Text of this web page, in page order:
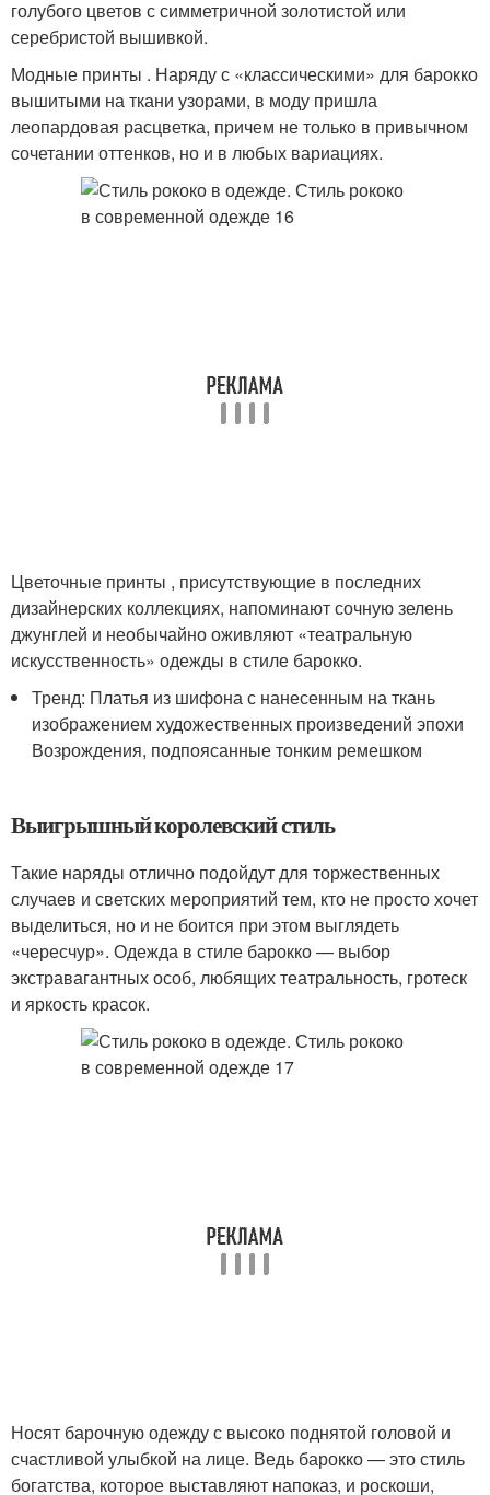
голубого цветов с симметричной золотистой или
серебристой вышивкой.
Модные принты . Наряду с «классическими» для барокко
вышитыми на ткани узорами, в моду пришла
леопардовая расцветка, причем не только в привычном
сочетании оттенков, но и в любых вариациях.
Цветочные принты , присутствующие в последних
дизайнерских коллекциях, напоминают сочную зелень
джунглей и необычайно оживляют «театральную
искусственность» одежды в стиле барокко.
Тренд: Платья из шифона с нанесенным на ткань
изображением художественных произведений эпохи
Возрождения, подпоясанные тонким ремешком
Выигрышный королевский стиль
Такие наряды отлично подойдут для торжественных
случаев и светских мероприятий тем, кто не просто хочет
выделиться, но и не боится при этом выглядеть
«чересчур». Одежда в стиле барокко — выбор
экстравагантных особ, любящих театральность, гротеск
и яркость красок.
Носят барочную одежду с высоко поднятой головой и
счастливой улыбкой на лице. Ведь барокко — это стиль
богатства, которое выставляют напоказ, и роскоши,